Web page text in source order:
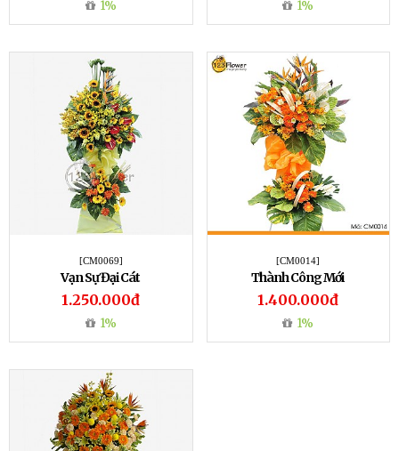
1% 1%
[CM0069]
Vạn Sự Đại Cát
1.250.000đ
1%
[CM0014]
Thành Công Mới
1.400.000đ
1%